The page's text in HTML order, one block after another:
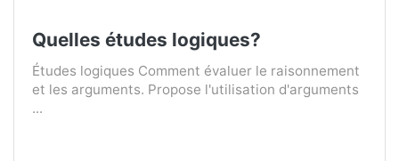
Quelles études logiques?
Études logiques Comment évaluer le raisonnement
et les arguments. Propose l'utilisation d'arguments
...